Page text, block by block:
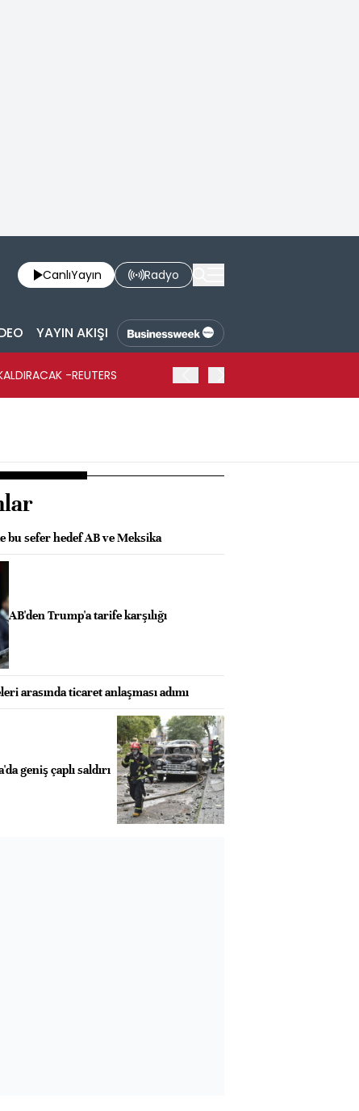
CanlıYayın Radyo
YAYIN AKIŞI
-REUTERS
sefer hedef AB ve Meksika
AB'den Trump'a tarife karşılığı
arasında ticaret anlaşması adımı
geniş çaplı saldırı